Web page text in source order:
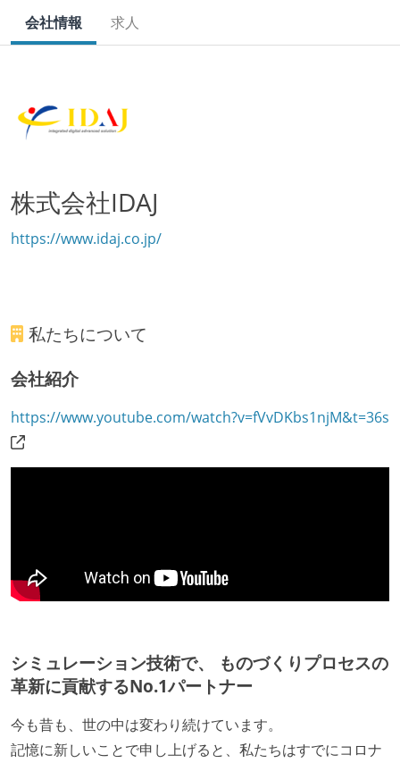
会社情報 求人
株式会社IDAJ
https://www.idaj.co.jp/
私たちについて
会社紹介
https://www.youtube.com/watch?v=fVvDKbs1njM&t=36s
シミュレーション技術で、 ものづくりプロセスの
革新に貢献するNo.1パートナー
今も昔も、世の中は変わり続けています。
記憶に新しいことで申し上げると、私たちはすでにコロナ